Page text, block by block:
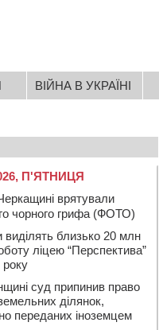
ВІЙНА В УКРАЇНІ
П'ЯТНИЦЯ
врятували
чорного грифа (ФОТО)
виділять близько 20 млн
ліцею “Перспектива”
року
суд припинив право
ділянок,
переданих іноземцем